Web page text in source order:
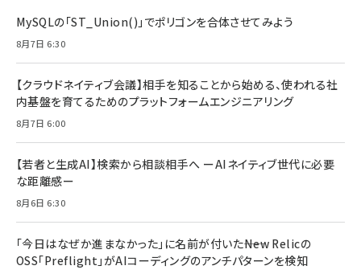
MySQLの「ST_Union()」でポリゴンを合体させてみよう
8月7日 6:30
【クラウドネイティブ会議】相手を知ることから始める、使われる社
内基盤を育てるためのプラットフォームエンジニアリング
8月7日 6:00
【若者と生成AI】検索から相談相手へ ーAIネイティブ世代に必要
な距離感ー
8月6日 6:30
「今日はなぜか進まなかった」に名前が付いた――New Relicの
OSS「Preflight」がAIコーディングのアンチパターンを検知